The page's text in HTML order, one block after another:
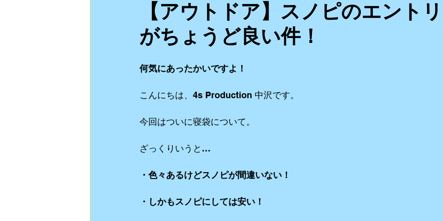
ゲット本 Final Cut Pro X motion５ 4s Production etc
食Blog ライブストリーミングetc
【アウトドア】スノピのエント
がちょうど良い件！
何気にあったかいですよ！
こんにちは、4s Production 中沢です。
今回はついに寝袋について。
ざっくりいうと…
・色々あるけどスノピが間違いない！
・しかもスノピにしては安い！